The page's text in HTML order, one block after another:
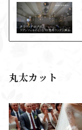
丸太カット